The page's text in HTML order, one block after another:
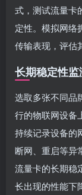
式，测试流量卡
定性。模拟网络
传输表现，评估
长期稳定性监
选取多张不同品
行的物联网设备
持续记录设备的
断网、重启等异
流量卡的长期稳
长出现的性能下